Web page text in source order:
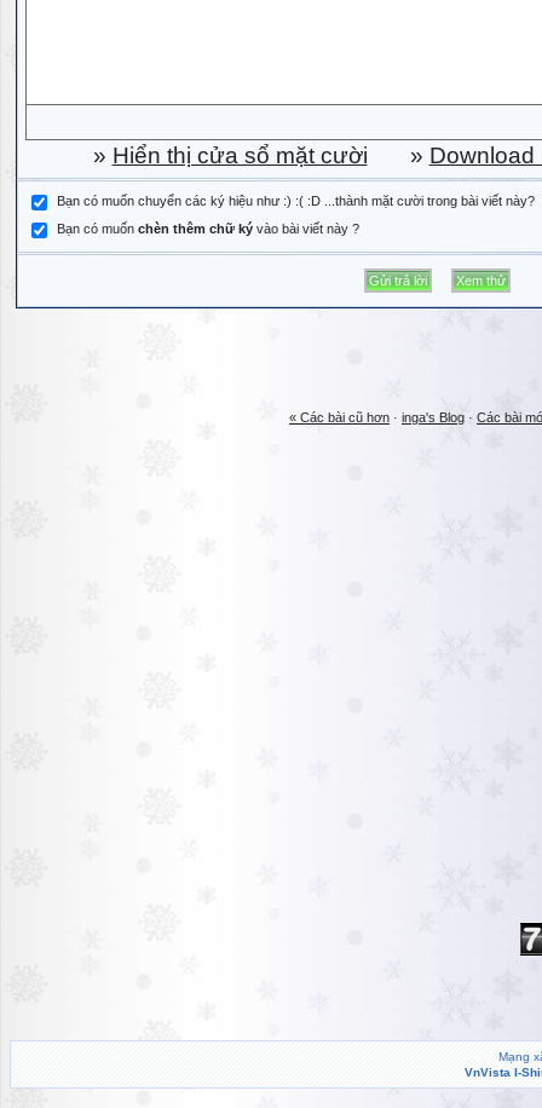
» Hiển thị cửa sổ mặt cười » Download
Bạn có muốn chuyển các ký hiệu như :) :( :D ...thành mặt cười trong bài viết này?
Bạn có muốn chèn thêm chữ ký vào bài viết này ?
« Các bài cũ hơn · inga's Blog · Các bài
Mạng
VnVista I-